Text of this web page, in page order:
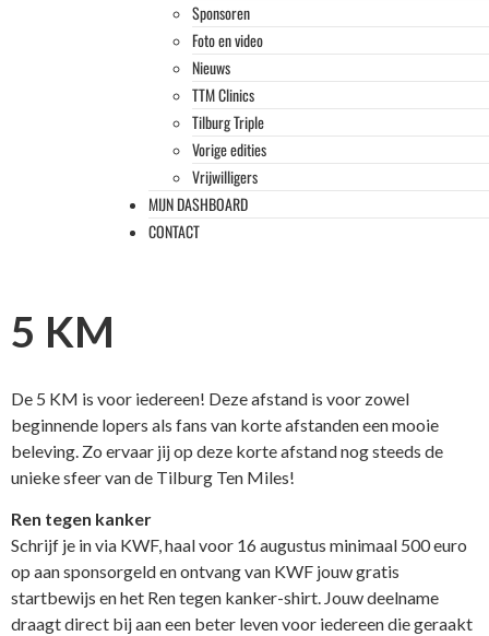
Sponsoren
Foto en video
Nieuws
TTM Clinics
Tilburg Triple
Vorige edities
Vrijwilligers
MIJN DASHBOARD
CONTACT
5 KM
De 5 KM is voor iedereen! Deze afstand is voor zowel
beginnende lopers als fans van korte afstanden een mooie
beleving. Zo ervaar jij op deze korte afstand nog steeds de
unieke sfeer van de Tilburg Ten Miles!
Ren tegen kanker
Schrijf je in via KWF, haal voor 16 augustus minimaal 500 euro
op aan sponsorgeld en ontvang van KWF jouw gratis
startbewijs en het Ren tegen kanker-shirt. Jouw deelname
draagt direct bij aan een beter leven voor iedereen die geraakt